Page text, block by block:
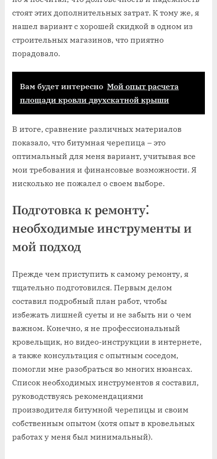
стоят этих дополнительных затрат. К тому же, я
нашел вариант с хорошей скидкой в одном из
строительных магазинов, что приятно
порадовало.
Вам будет интересно Мой опыт расчета
площади кровли двухскатной крыши
В итоге, сравнение различных материалов
показало, что битумная черепица – это
оптимальный для меня вариант, учитывая все
мои требования и финансовые возможности. Я
нисколько не пожалел о своем выборе.
Подготовка к ремонту⁚
необходимые инструменты и
мой подход
Прежде чем приступить к самому ремонту, я
тщательно подготовился. Первым делом
составил подробный план работ, чтобы
избежать лишней суеты и не забыть ни о чем
важном. Конечно, я не профессиональный
кровельщик, но видео-инструкции в интернете,
а также консультация с опытным соседом,
помогли мне разобраться во многих нюансах.
Список необходимых инструментов я составил,
руководствуясь рекомендациями
производителя битумной черепицы и своим
собственным опытом (хотя опыт в кровельных
работах у меня был минимальный).